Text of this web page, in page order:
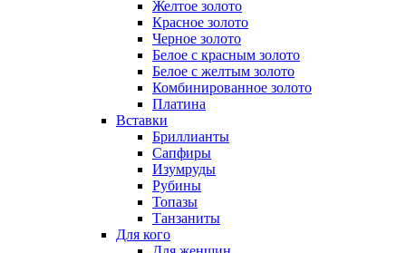
Желтое золото
Красное золото
Черное золото
Белое с красным золото
Белое с желтым золото
Комбинированное золото
Платина
Вставки
Бриллианты
Сапфиры
Изумруды
Рубины
Топазы
Танзаниты
Для кого